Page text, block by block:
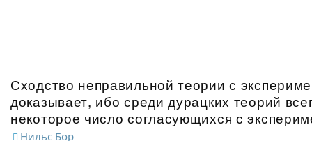
Сходство неправильной теории с
доказывает, ибо среди дурацких теорий
некоторое число согласующихся с
Нильс Бор